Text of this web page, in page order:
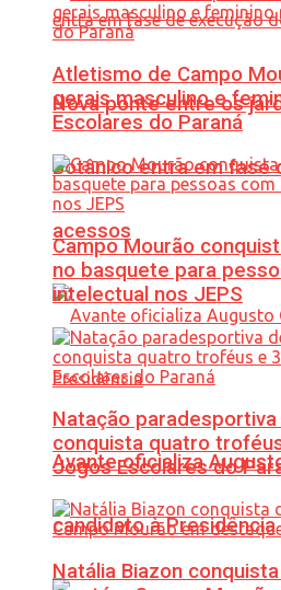
Nova ponte entre os
Botânico entra em fase
acessos
Avante oficializa
candidato à Presidência
Atletismo de Campo
gerais masculino e
Escolares do Paraná
Campo Mourão
no basquete para
intelectual nos JEPS
Natação
conquista quatro
Jogos Escolares do
Natália Biazon